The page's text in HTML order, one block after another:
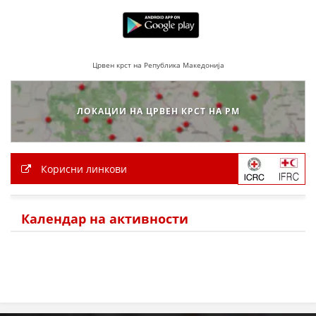
Црвен крст на Република Македонија
ЛОКАЦИИ НА ЦРВЕН КРСТ НА РМ
Корисни линкови
Календар на активности